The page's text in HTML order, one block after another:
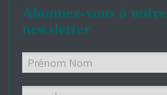
Abonnez-vous à notre
newsletter